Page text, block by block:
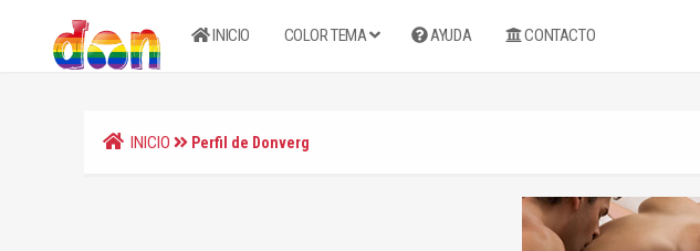
INICIO COLOR TEMA AYUDA CONTACTO
INICIO Perfil de Donverg